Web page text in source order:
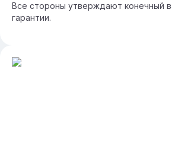
Все стороны утверждают конечный
гарантии.